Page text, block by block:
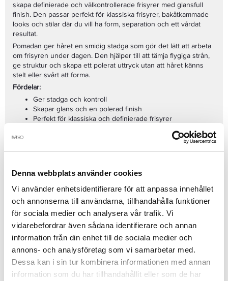
Denna webbplats använder cookies
Vi använder enhetsidentifierare för att anpassa innehållet
och annonserna till användarna, tillhandahålla funktioner
för sociala medier och analysera vår trafik. Vi
vidarebefordrar även sådana identifierare och annan
information från din enhet till de sociala medier och
annons- och analysföretag som vi samarbetar med.
Dessa kan i sin tur kombinera informationen med annan
information som du har tillhandahållit eller som de har
skapa definierade och välkontrollerade frisyrer med glansfull
finish. Den passar perfekt för klassiska frisyrer, bakåtkammade
looks och stilar där du vill ha form, separation och ett vårdat
resultat.
Pomadan ger håret en smidig stadga som gör det lätt att arbeta
om frisyren under dagen. Den hjälper till att tämja flygiga strån,
ge struktur och skapa ett polerat uttryck utan att håret känns
stelt eller svårt att forma.
Fördelar:
Ger stadga och kontroll
Skapar glans och en polerad finish
Perfekt för klassiska och definierade frisyrer
Se mer
Produktdetaljer
Recensioner